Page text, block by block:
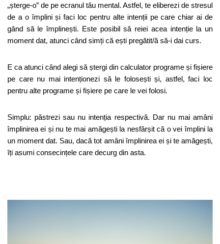
„șterge-o” de pe ecranul tău mental. Astfel, te eliberezi de stresul
de a o împlini și faci loc pentru alte intenții pe care chiar ai de
gând să le împlinești. Este posibil să reiei acea intenție la un
moment dat, atunci când simți că ești pregătit/ă să-i dai curs.
E ca atunci când alegi să ștergi din calculator programe și fișiere
pe care nu mai intenționezi să le folosești și, astfel, faci loc
pentru alte programe și fișiere pe care le vei folosi.
Simplu: păstrezi sau nu intenția respectivă. Dar nu mai amâni
împlinirea ei și nu te mai amăgești la nesfârșit că o vei împlini la
un moment dat. Sau, dacă tot amâni împlinirea ei și te amăgești,
îți asumi consecințele care decurg din asta.